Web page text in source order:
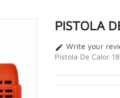
PISTOLA
 Write your
Pistola De Calor